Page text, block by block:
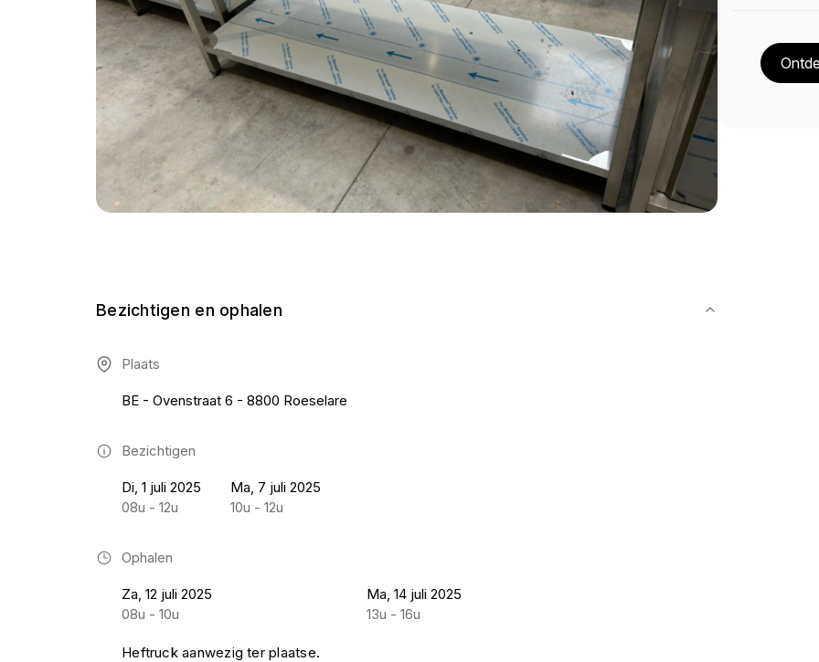
Bezichtigen en ophalen
Plaats
BE - Ovenstraat 6 - 8800 Roeselare
Bezichtigen
Di, 1 juli 2025
08u - 12u
Ma, 7 juli 2025
10u - 12u
Ophalen
Za, 12 juli 2025
08u - 10u
Ma, 14 juli 2025
13u - 16u
Heftruck aanwezig ter plaatse.